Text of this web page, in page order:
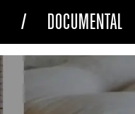
DOCUMENTAL